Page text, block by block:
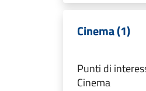
Cinema (1)
Punti di
Cinema